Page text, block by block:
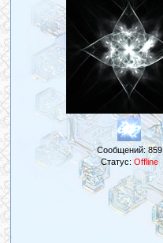
Сообщений: 859
Статус: Offline